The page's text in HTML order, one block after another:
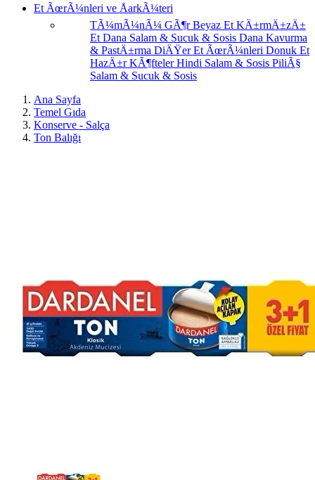
Et ÃœrÃ¼nleri ve ÅarkÃ¼teri
TÃ¼mÃ¼nÃ¼ GÃ¶rBeyaz Et KÄ±rmÄ±zÄ±
Et Dana Salam & Sucuk & Sosis Dana Kavurma
& PastÄ±rma DiÄŸer Et ÃœrÃ¼nleri Donuk Et
HazÄ±r KÃ¶ftelerHindi Salam & Sosis PiliÃ§
Salam & Sucuk & Sosis
Ana Sayfa
Temel Gıda
Konserve - Salça
Ton Balığı